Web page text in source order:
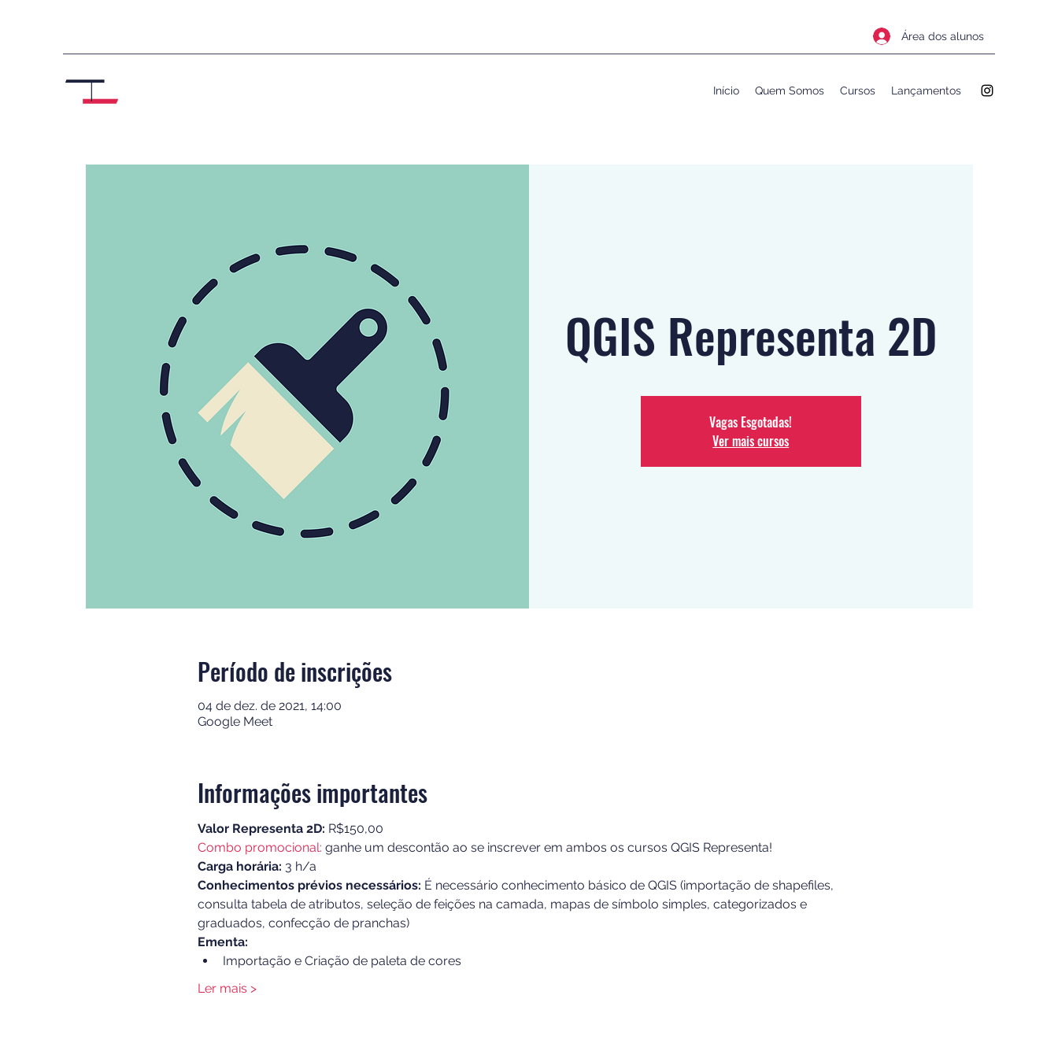
Área dos alunos
Início Quem Somos Cursos Lançamentos
QGIS Representa 2D
Vagas Esgotadas!
Ver mais cursos
Período de inscrições
04 de dez. de 2021, 14:00
Google Meet
Informações importantes
Valor Representa 2D: R$150,00
Combo promocional: ganhe um descontão ao se inscrever em ambos os cursos QGIS Representa!
Carga horária: 3 h/a
Conhecimentos prévios necessários: É necessário conhecimento básico de QGIS (importação de shapefiles,
consulta tabela de atributos, seleção de feições na camada, mapas de símbolo simples, categorizados e
graduados, confecção de pranchas)
Ementa:
Importação e Criação de paleta de cores
Ler mais >